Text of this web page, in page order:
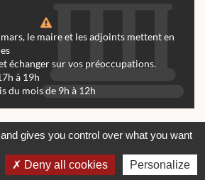
le maire et les adjoints mettent en
échanger sur vos préoccupations.
à 19h
du mois de 9h à 12h
réservés Mairie de Réalmont 2024 -
gives you control over what you want
Deny all cookies
Personalize